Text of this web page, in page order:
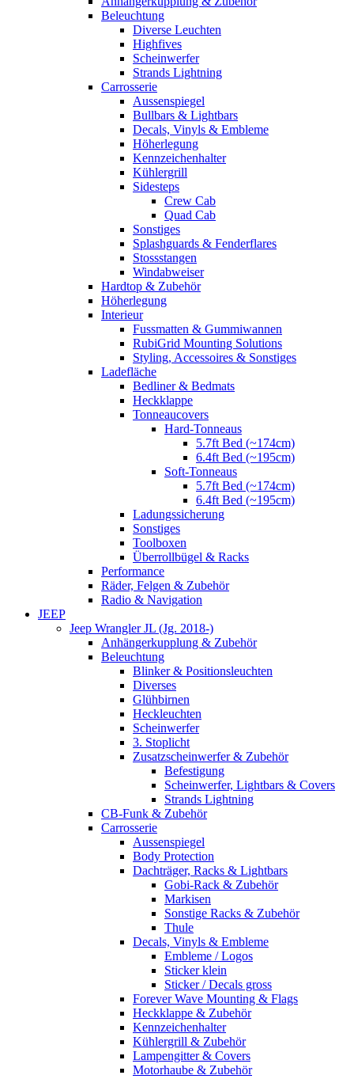
Beleuchtung
Diverse Leuchten
Highfives
Scheinwerfer
Strands Lightning
Carrosserie
Aussenspiegel
Bullbars & Lightbars
Decals, Vinyls & Embleme
Höherlegung
Kennzeichenhalter
Kühlergrill
Sidesteps
Crew Cab
Quad Cab
Sonstiges
Splashguards & Fenderflares
Stossstangen
Windabweiser
Hardtop & Zubehör
Höherlegung
Interieur
Fussmatten & Gummiwannen
RubiGrid Mounting Solutions
Styling, Accessoires & Sonstiges
Ladefläche
Bedliner & Bedmats
Heckklappe
Tonneaucovers
Hard-Tonneaus
5.7ft Bed (~174cm)
6.4ft Bed (~195cm)
Soft-Tonneaus
5.7ft Bed (~174cm)
6.4ft Bed (~195cm)
Ladungssicherung
Sonstiges
Toolboxen
Überrollbügel & Racks
Performance
Räder, Felgen & Zubehör
Radio & Navigation
JEEP
Jeep Wrangler JL (Jg. 2018-)
Anhängerkupplung & Zubehör
Beleuchtung
Blinker & Positionsleuchten
Diverses
Glühbirnen
Heckleuchten
Scheinwerfer
3. Stoplicht
Zusatzscheinwerfer & Zubehör
Befestigung
Scheinwerfer, Lightbars & Covers
Strands Lightning
CB-Funk & Zubehör
Carrosserie
Aussenspiegel
Body Protection
Dachträger, Racks & Lightbars
Gobi-Rack & Zubehör
Markisen
Sonstige Racks & Zubehör
Thule
Decals, Vinyls & Embleme
Embleme / Logos
Sticker klein
Sticker / Decals gross
Forever Wave Mounting & Flags
Heckklappe & Zubehör
Kennzeichenhalter
Kühlergrill & Zubehör
Lampengitter & Covers
Motorhaube & Zubehör